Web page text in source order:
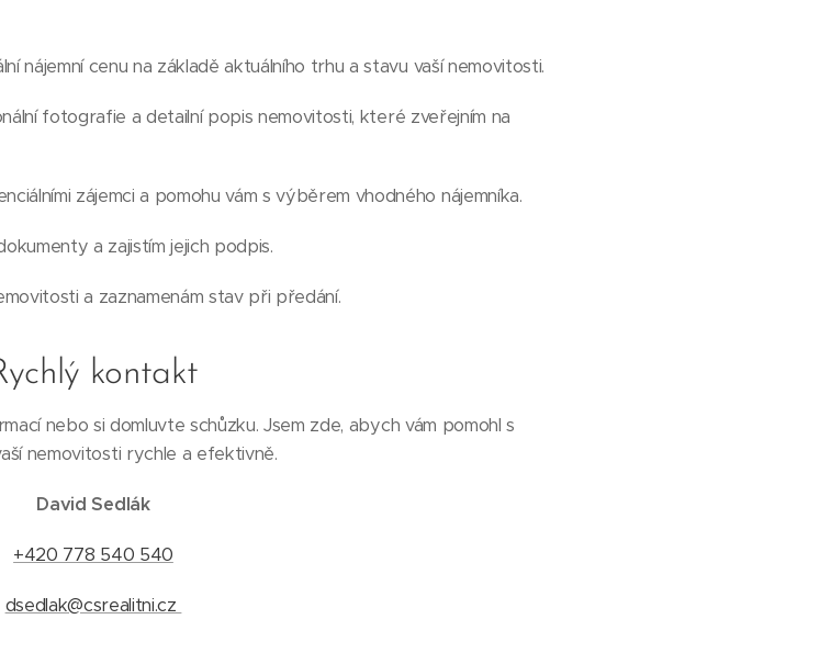
nájemní cenu na základě aktuálního trhu a stavu vaší nemovitosti.
fotografie a detailní popis nemovitosti, které zveřejním na
zájemci a pomohu vám s výběrem vhodného nájemníka.
a zajistím jejich podpis.
a zaznamenám stav při předání.
kontakt
nebo si domluvte schůzku. Jsem zde, abych vám pomohl s
nemovitosti rychle a efektivně.
David Sedlák
+420 778 540 540
dsedlak@csrealitni.cz